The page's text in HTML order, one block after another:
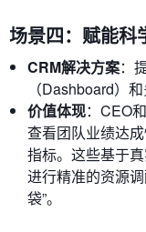
场景四：赋能科
CRM解决方案：
（Dashboard）
价值体现：CEO
查看团队业绩达
指标。这些基于
进行精准的资源
袋”。